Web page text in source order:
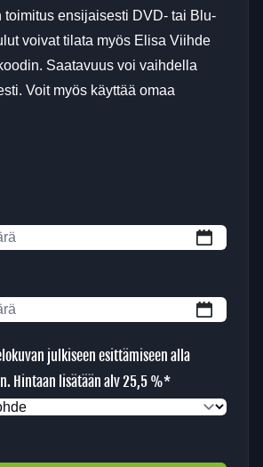
toimitus ensijaisesti DVD- tai Blu-
voivat tilata myös Elisa Viihde
Saatavuus voi vaihdella
Voit myös käyttää omaa
julkiseen esittämiseen alla
Hintaan lisätään alv 25,5 %*